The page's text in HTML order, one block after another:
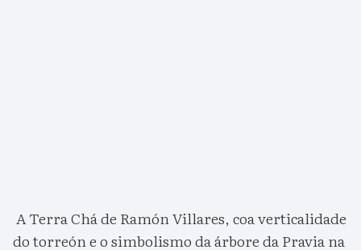
A Terra Chá de Ramón Villares, coa verticalidade
do torreón e o simbolismo da árbore da Pravia na